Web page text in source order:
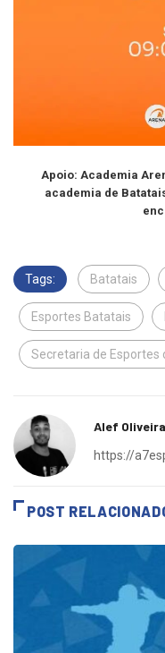
Apoio: Academia
academia de
Tags: Batatais
Esportes Batatais
Secretaria de Esportes
Alef Oliveira
https://
POST